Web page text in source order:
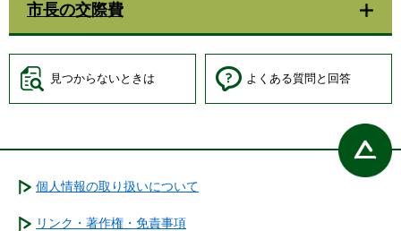
市長の交際費
見つからないときは よくある質問と回答
個人情報の取り扱いについて
リンク・著作権・免責事項